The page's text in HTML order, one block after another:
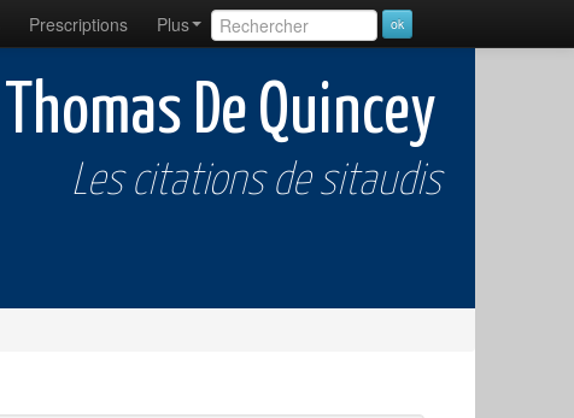
Prescriptions Plus
De Quincey
Les citations de sitaudis